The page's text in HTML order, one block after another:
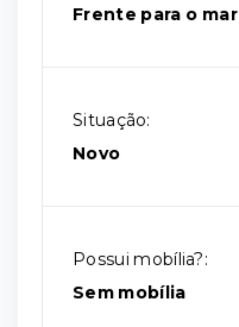
Frente para o mar
Situação:
Novo
Possui mobília?:
Sem mobília